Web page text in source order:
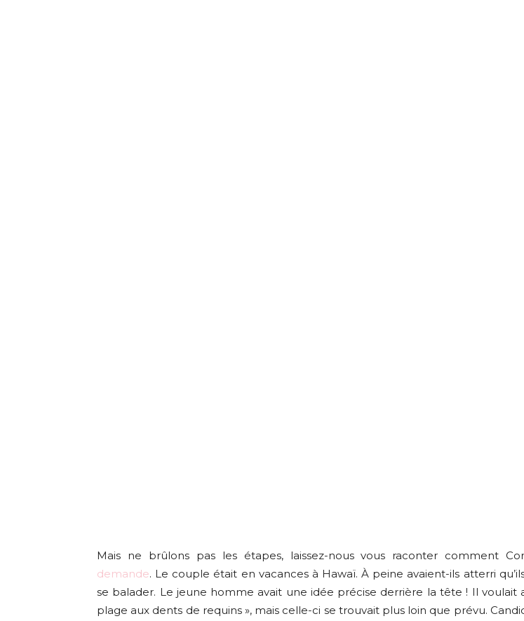
Mais ne brûlons pas les étapes, laissez-nous vous raconter comment
demande. Le couple était en vacances à Hawaï. À peine avaient-ils atterri
se balader. Le jeune homme avait une idée précise derrière la tête ! Il voulait
plage aux dents de requins », mais celle-ci se trouvait plus loin que prévu.